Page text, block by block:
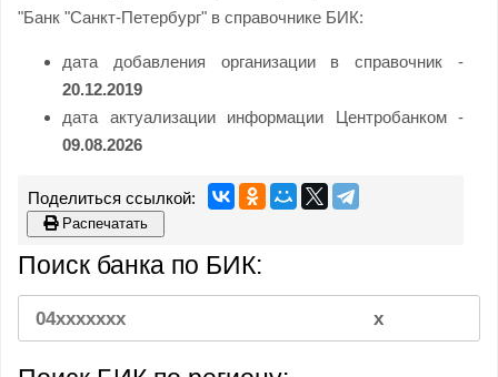
"Банк "Санкт-Петербург" в справочнике БИК:
дата добавления организации в справочник -
20.12.2019
дата актуализации информации Центробанком -
09.08.2026
Распечатать
Поиск банка по БИК: